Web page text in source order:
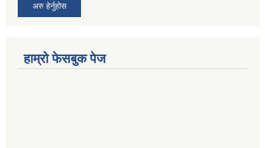
अरु हेर्नुहोस
हाम्रो फेसबुक पेज